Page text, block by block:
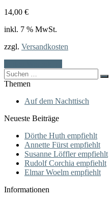
14,00 €
inkl. 7 % MwSt.
zzgl. Versandkosten
Search
for:
Themen
Auf dem Nachttisch
Neueste Beiträge
Dörthe Huth empfiehlt
Annette Fürst empfiehlt
Susanne Löffler empfiehlt
Rudolf Corchia empfiehlt
Elmar Woelm empfiehlt
Informationen